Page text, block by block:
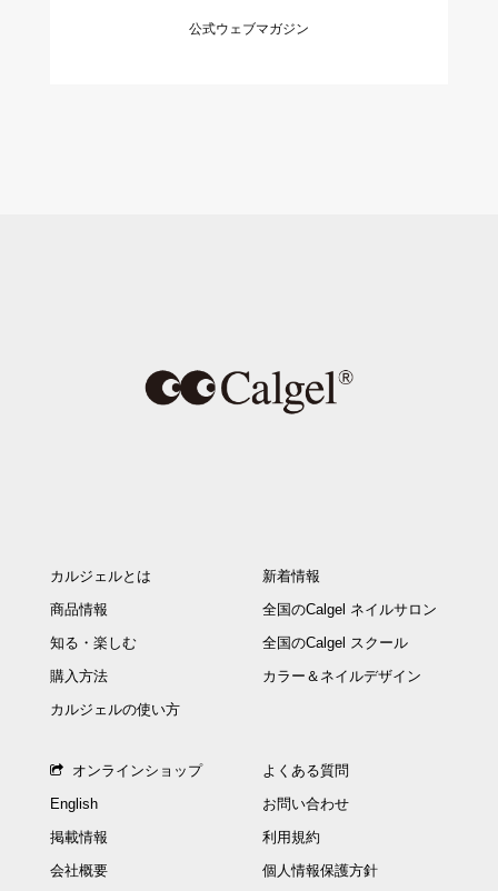
公式ウェブマガジン
カルジェルとは
商品情報
知る・楽しむ
購入方法
カルジェルの使い方
新着情報
全国のCalgel ネイルサロン
全国のCalgel スクール
カラー＆ネイルデザイン
オンラインショップ
English
掲載情報
会社概要
よくある質問
お問い合わせ
利用規約
個人情報保護方針